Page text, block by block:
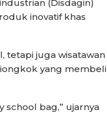
(Disdagin)
inovatif khas
tetapi juga wisatawan
yang membeli
school bag,” ujarnya